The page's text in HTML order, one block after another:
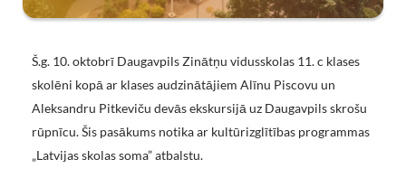
Š.g. 10. oktobrī Daugavpils Zinātņu vidusskolas 11. c klases
skolēni kopā ar klases audzinātājiem Alīnu Piscovu un
Aleksandru Pitkeviču devās ekskursijā uz Daugavpils skrošu
rūpnīcu. Šis pasākums notika ar kultūrizglītības programmas
„Latvijas skolas soma” atbalstu.